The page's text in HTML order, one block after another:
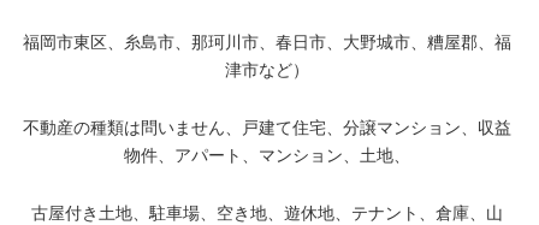
福岡市東区、糸島市、那珂川市、春日市、大野城市、糟屋郡、福
津市など）
不動産の種類は問いません、戸建て住宅、分譲マンション、収益
物件、アパート、マンション、土地、
古屋付き土地、駐車場、空き地、遊休地、テナント、倉庫、山